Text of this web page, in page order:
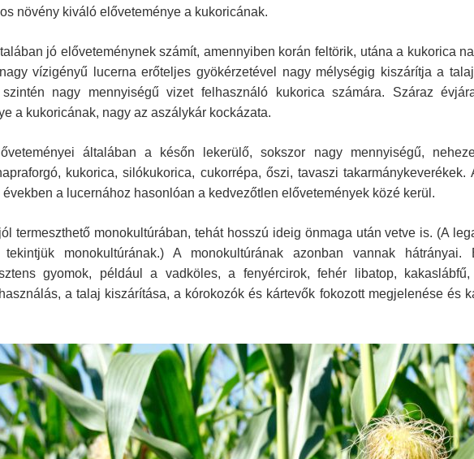
növény kiváló előveteménye a kukoricának.
jó előveteménynek számít, amennyiben korán feltörik, utána a kukorica
vízigényű lucerna erőteljes gyökérzetével nagy mélységig kiszárítja a
nagy mennyiségű vizet felhasználó kukorica számára. Száraz
a kukoricának, nagy az aszálykár kockázata.
általában a későn lekerülő, sokszor nagy mennyiségű,
kukorica, silókukorica, cukorrépa, őszi, tavaszi
években a lucernához hasonlóan a kedvezőtlen elővetemények közé kerül.
termeszthető monokultúrában, tehát hosszú ideig önmaga után vetve is. (A
tekintjük monokultúrának.) A monokultúrának azonban vannak
gyomok, például a vadköles, a fenyércirok, fehér libatop,
a talaj kiszárítása, a kórokozók és kártevők fokozott megjelenése és